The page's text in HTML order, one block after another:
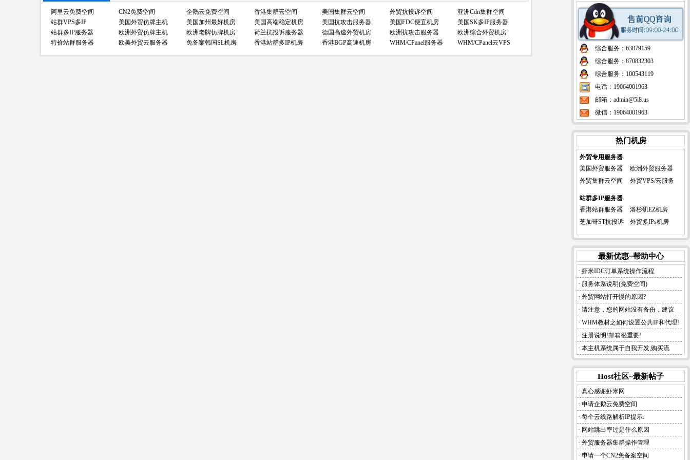
综合服务：63879159
综合服务：870832303
综合服务：100543119
电话：19064001963
邮箱：admin@5i8.us
微信：19064001963
热门机房
外贸专用服务器
美国外贸服务器
欧洲外贸服务器
外贸集群云空间
外贸VPS/云服务
站群多IP服务器
香港站群服务器
洛杉矶EZ机房
芝加哥ST抗投诉
外贸多IPs机房
最新优惠~帮助中心
· 虾米IDC订单系统操作流程
· 服务体系说明(免费空间)
· 外贸网站打开慢的原因?
· 请注意，您的网站没有备份，建议
· WHM教材之如何设置公共IP和代理!
· 注册说明!邮箱很重要!
· 本主机系统属于自我开发,购买流
Host社区~最新帖子
· 真心感谢虾米网
· 申请企鹅云免费空间
· 每个云线路解析IP提示:
· 网站跳出率过是什么原因
· 外贸服务器集群操作管理
· 申请一个CN2免备案空间
阿里云免费空间 CN2免费空间 企鹅云免费空间 香港集群云空间 美国集群云空间 外贸抗投诉空间
亚洲Cdn集群空间
站群VPS多IP
美国外贸仿牌主机 美国加州最好机房 美国高端稳定机房 美国抗攻击服务器 美国FDC便宜机房
美国SK多IP服务器
站群多IP服务器
欧洲外贸仿牌主机 欧洲老牌仿牌机房 荷兰抗投诉服务器 德国高速外贸机房 欧洲抗攻击服务器
欧洲综合外贸机房
特价站群服务器
欧美外贸云服务器 免备案韩国SL机房 香港站群多IP机房 香港BGP高速机房 WHM/CPanel服务器 WHM/CPanel云VPS